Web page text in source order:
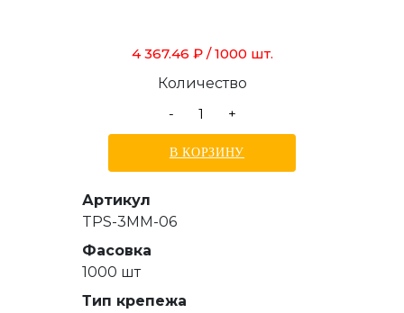
4 367.46 ₽ / 1000 шт.
Количество
-
+
В КОРЗИНУ
Артикул
TPS-3MM-06
Фасовка
1000 шт
Тип крепежа